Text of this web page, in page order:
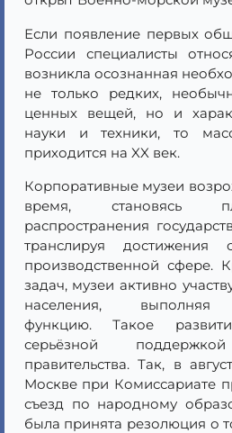
Если появление первых
России специалисты
возникла осознанная
не только редких,
ценных вещей, но и
науки и техники, то
приходится на XX век.
Корпоративные музеи
время, становясь
распространения
транслируя достижения
производственной сфере.
задач, музеи активно
населения, выполняя
функцию. Такое
серьёзной
правительства. Так, в
Москве при Комиссариате
съезд по народному
была принята резолюция о